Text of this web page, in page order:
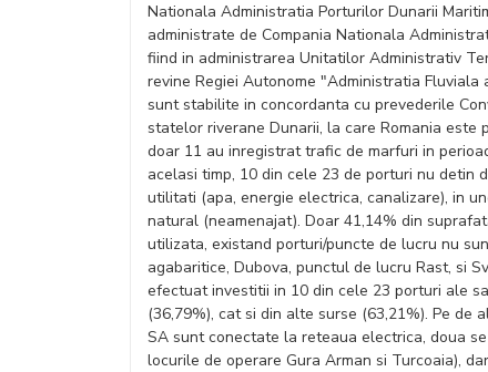
Nationala Administratia Porturilor Dunarii
administrate de Compania Nationala
fiind in administrarea Unitatilor Administrativ
revine Regiei Autonome "Administratia Fluviala
sunt stabilite in concordanta cu prevederile
statelor riverane Dunarii, la care Romania este
doar 11 au inregistrat trafic de marfuri in
acelasi timp, 10 din cele 23 de porturi nu detin
utilitati (apa, energie electrica, canalizare), in
natural (neamenajat). Doar 41,14% din
utilizata, existand porturi/puncte de lucru nu
agabaritice, Dubova, punctul de lucru Rast, si
efectuat investitii in 10 din cele 23 porturi ale
(36,79%), cat si din alte surse (63,21%). Pe
SA sunt conectate la reteaua electrica, doua
locurile de operare Gura Arman si Turcoaia),